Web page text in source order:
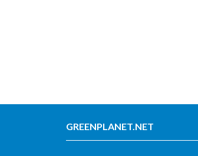
GREENPLANET.NET